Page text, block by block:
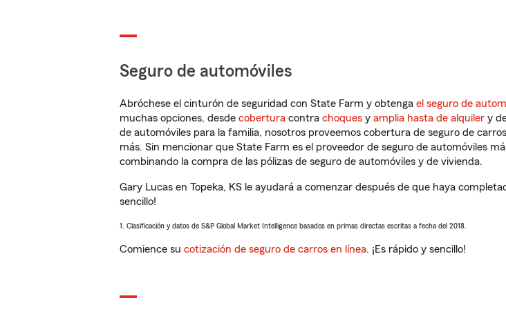
Seguro de automóviles
Abróchese el cinturón de seguridad con State Farm y obtenga el seguro de
muchas opciones, desde cobertura contra choques y amplia hasta de alquiler y
de automóviles para la familia, nosotros proveemos cobertura de seguro de
más. Sin mencionar que State Farm es el proveedor de seguro de automóviles
combinando la compra de las pólizas de seguro de automóviles y de vivienda.
Gary Lucas en Topeka, KS le ayudará a comenzar después de que haya
sencillo!
1. Clasificación y datos de S&P Global Market Intelligence basados en primas directas escritas a fecha del 2018.
Comience su cotización de seguro de carros en línea. ¡Es rápido y sencillo!